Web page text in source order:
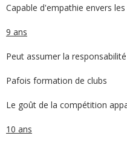
Capable d'empathie envers
9 ans
Peut assumer la
Pafois formation de clubs
Le goût de la compétition
10 ans